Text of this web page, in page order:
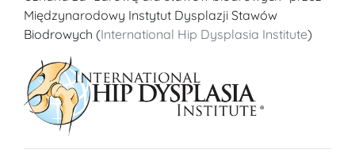
Międzynarodowy Instytut Dysplazji Stawów
Biodrowych (International Hip Dysplasia Institute)